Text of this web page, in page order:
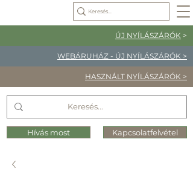
ÚJ NYÍLÁSZÁRÓK >
WEBÁRUHÁZ - ÚJ NYÍLÁSZÁRÓK >
HASZNÁLT NYÍLÁSZÁRÓK >
Hívás most Kapcsolatfelvétel